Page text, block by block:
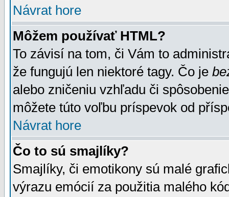
Návrat hore
Môžem používať HTML?
To závisí na tom, či Vám to
že fungujú len niektoré tagy. Čo je
alebo zničeniu vzhľadu či
môžete túto voľbu príspevok od
Návrat hore
Čo to sú smajlíky?
Smajlíky, či emotikony sú malé
výrazu emócií za použitia malého